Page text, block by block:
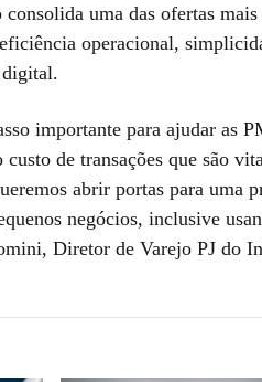
uma das ofertas mais
operacional,
importante para ajudar as
de transações que são
abrir portas para uma
negócios, inclusive
Diretor de Varejo PJ do